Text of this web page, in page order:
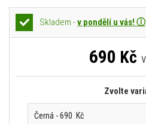
Skladem -v pondělí u vás! ⓘ
690 Kč
Zvolte
Černá - 690 Kč